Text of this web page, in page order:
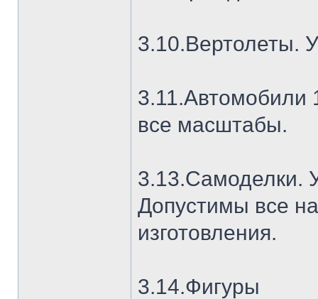
3.10.Вертолеты.
3.11.Автомобили
все масштабы.
3.13.Самоделки.
Допустимы все
изготовления.
3.14.Фигуры